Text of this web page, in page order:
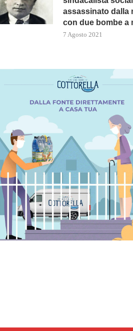
ERDOGAN, GLI LGBTQ+
IL “VIRUS
assassinato dalla
con due bombe a
7 Agosto 2021